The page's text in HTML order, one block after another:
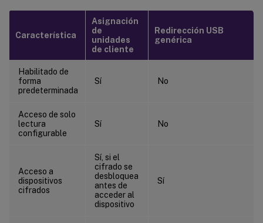
Característica
Asignación
de
unidades
de cliente
Redirección USB
genérica
Habilitado de
forma
predeterminada
Sí No
Acceso de solo
lectura
configurable
Sí No
Acceso a
dispositivos
cifrados
Sí, si el
cifrado se
desbloquea
antes de
acceder al
dispositivo
Sí